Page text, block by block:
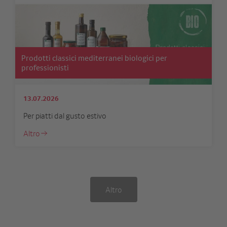
Prodotti classici mediterranei biologici per
professionisti
13.07.2026
Per piatti dal gusto estivo
Altro
Altro